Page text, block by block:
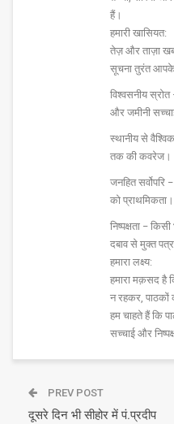
हैं।
हमारी खासियत:
तेज़ और ताज़ा
सूचना तुरंत
विश्वसनीय स्रोत
और जमीनी
स्थानीय से
तक की कवरेज।
जनहित
को प्राथमिकता।
निष्पक्षता –
दबाव से मुक्त
हमारा लक्ष्य:
हमारा मक़सद है
न रहकर, पाठकों
हम चाहते हैं कि
सच्चाई और
PREV POST
दूसरे दिन भी सीहोर में पं.प्रदीप